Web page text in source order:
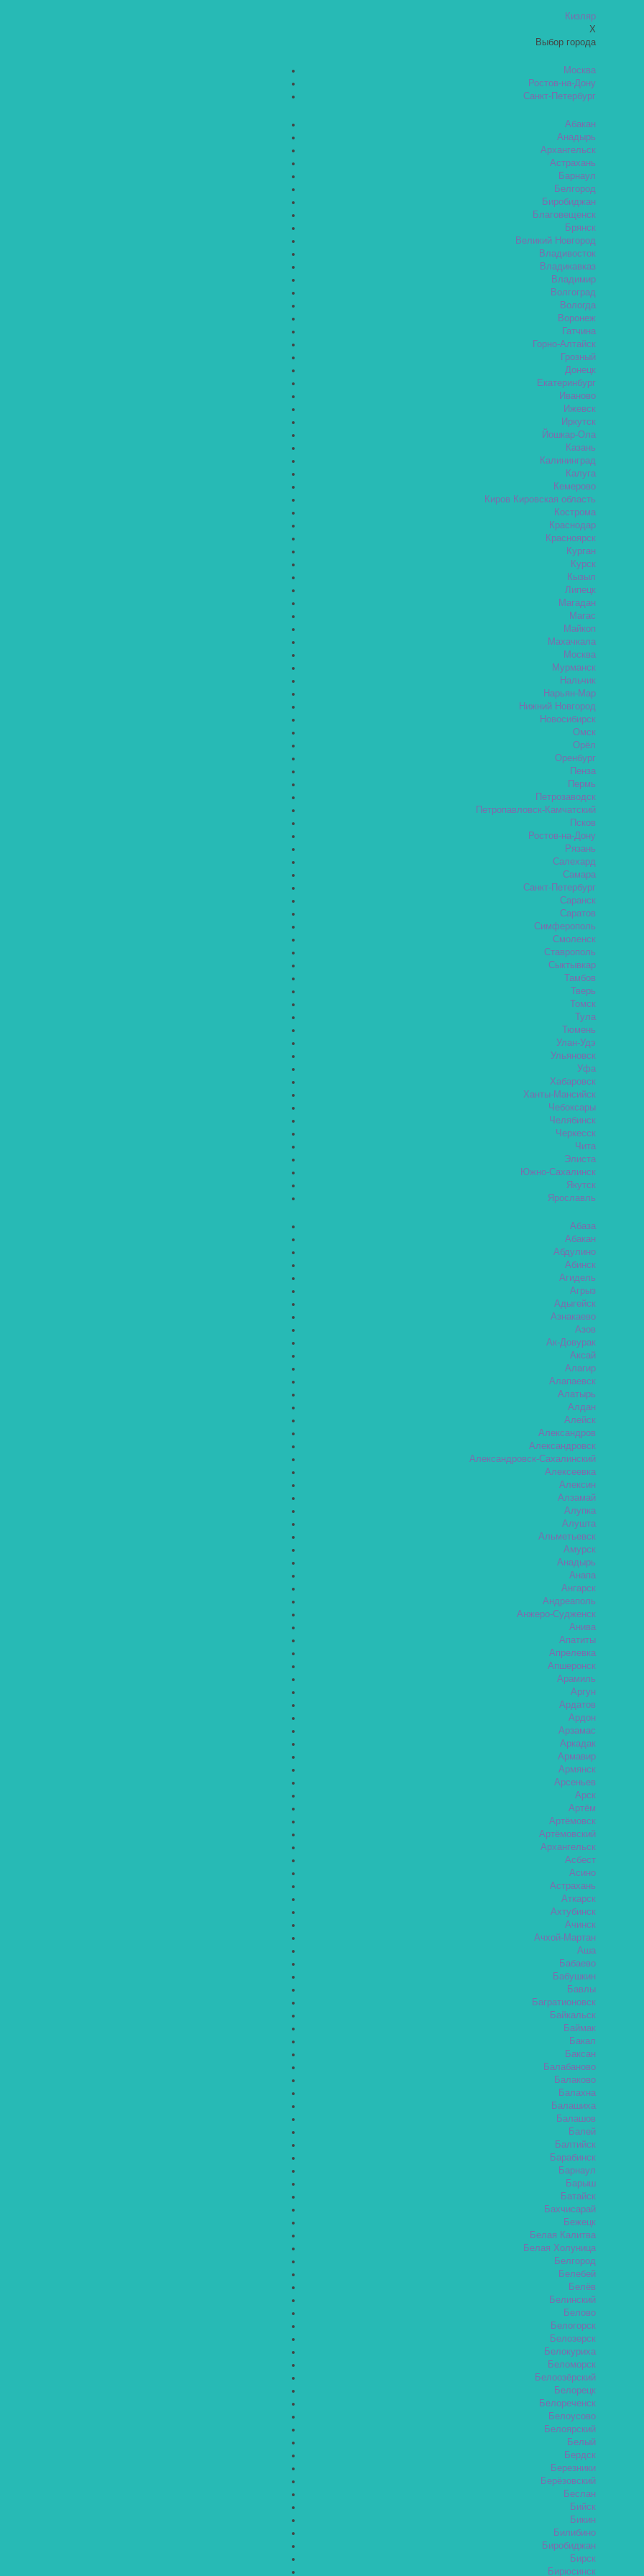
Кизляр
X
Выбор города
Москва
Ростов-на-Дону
Санкт-Петербург
Абакан
Анадырь
Архангельск
Астрахань
Барнаул
Белгород
Биробиджан
Благовещенск
Брянск
Великий Новгород
Владивосток
Владикавказ
Владимир
Волгоград
Вологда
Воронеж
Гатчина
Горно-Алтайск
Грозный
Донецк
Екатеринбург
Иваново
Ижевск
Иркутск
Йошкар-Ола
Казань
Калининград
Калуга
Кемерово
Киров Кировская область
Кострома
Краснодар
Красноярск
Курган
Курск
Кызыл
Липецк
Магадан
Магас
Майкоп
Махачкала
Москва
Мурманск
Нальчик
Нарьян-Мар
Нижний Новгород
Новосибирск
Омск
Орёл
Оренбург
Пенза
Пермь
Петрозаводск
Петропавловск-Камчатский
Псков
Ростов-на-Дону
Рязань
Салехард
Самара
Санкт-Петербург
Саранск
Саратов
Симферополь
Смоленск
Ставрополь
Сыктывкар
Тамбов
Тверь
Томск
Тула
Тюмень
Улан-Удэ
Ульяновск
Уфа
Хабаровск
Ханты-Мансийск
Чебоксары
Челябинск
Черкесск
Чита
Элиста
Южно-Сахалинск
Якутск
Ярославль
Абаза
Абакан
Абдулино
Абинск
Агидель
Агрыз
Адыгейск
Азнакаево
Азов
Ак-Довурак
Аксай
Алагир
Алапаевск
Алатырь
Алдан
Алейск
Александров
Александровск
Александровск-Сахалинский
Алексеевка
Алексин
Алзамай
Алупка
Алушта
Альметьевск
Амурск
Анадырь
Анапа
Ангарск
Андреаполь
Анжеро-Судженск
Анива
Апатиты
Апрелевка
Апшеронск
Арамиль
Аргун
Ардатов
Ардон
Арзамас
Аркадак
Армавир
Армянск
Арсеньев
Арск
Артём
Артёмовск
Артёмовский
Архангельск
Асбест
Асино
Астрахань
Аткарск
Ахтубинск
Ачинск
Ачхой-Мартан
Аша
Бабаево
Бабушкин
Бавлы
Багратионовск
Байкальск
Баймак
Бакал
Баксан
Балабаново
Балаково
Балахна
Балашиха
Балашов
Балей
Балтийск
Барабинск
Барнаул
Барыш
Батайск
Бахчисарай
Бежецк
Белая Калитва
Белая Холуница
Белгород
Белебей
Белёв
Белинский
Белово
Белогорск
Белозерск
Белокуриха
Беломорск
Белоозёрский
Белорецк
Белореченск
Белоусово
Белоярский
Белый
Бердск
Березники
Берёзовский
Беслан
Бийск
Бикин
Билибино
Биробиджан
Бирск
Бирюсинск